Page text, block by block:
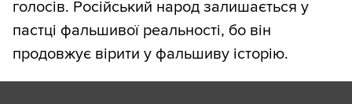
голосів. Російський народ залишається у
пастці фальшивої реальності, бо він
продовжує вірити у фальшиву історію.